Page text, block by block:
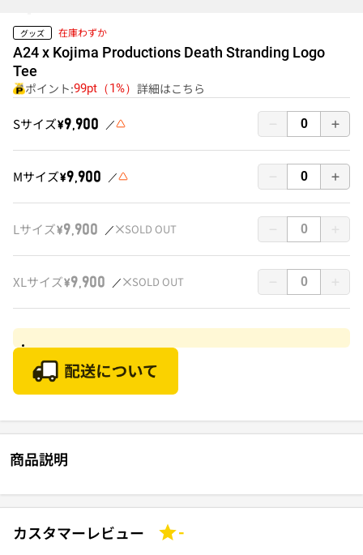
グッズ 在庫わずか
A24 x Kojima Productions Death Stranding Logo
Tee
ポイント:99pt（1%） 詳細はこちら
Sサイズ￥9,900
Mサイズ￥9,900
Lサイズ￥9,900 SOLD OUT
XLサイズ￥9,900 SOLD OUT
商品説明
カスタマーレビュー -